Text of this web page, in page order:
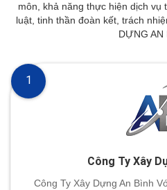
môn, khả năng thực hiện dịch vụ
luật, tinh thần đoàn kết, trách
DỰNG AN
Công Ty Xây
Công Ty Xây Dựng An Bình
1